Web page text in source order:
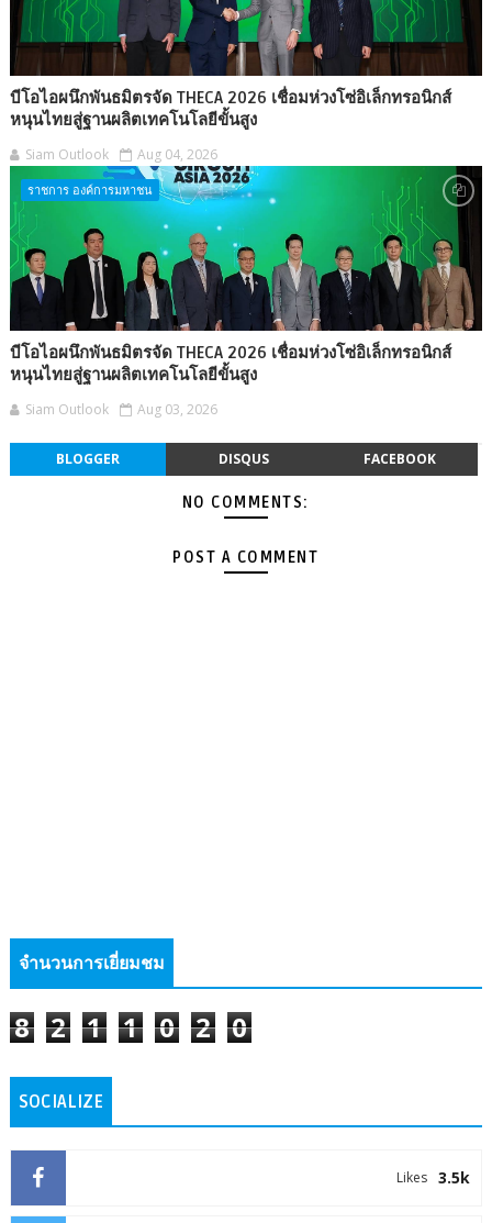
บีโอไอผนึกพันธมิตรจัด THECA 2026 เชื่อมห่วงโซ่อิเล็กทรอนิกส์
หนุนไทยสู่ฐานผลิตเทคโนโลยีขั้นสูง
Siam Outlook Aug 04, 2026
ราชการ องค์การมหาชน
บีโอไอผนึกพันธมิตรจัด THECA 2026 เชื่อมห่วงโซ่อิเล็กทรอนิกส์
หนุนไทยสู่ฐานผลิตเทคโนโลยีขั้นสูง
Siam Outlook Aug 03, 2026
BLOGGER DISQUS FACEBOOK
NO COMMENTS:
POST A COMMENT
จำนวนการเยี่ยมชม
8 2 1 1 0 2 0
SOCIALIZE
3.5k
Likes